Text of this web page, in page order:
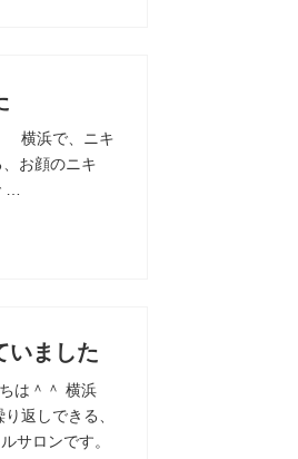
横浜で、ニキ
お顔のニキ
…
いました
は＾＾ 横浜
返しできる、
サロンです。